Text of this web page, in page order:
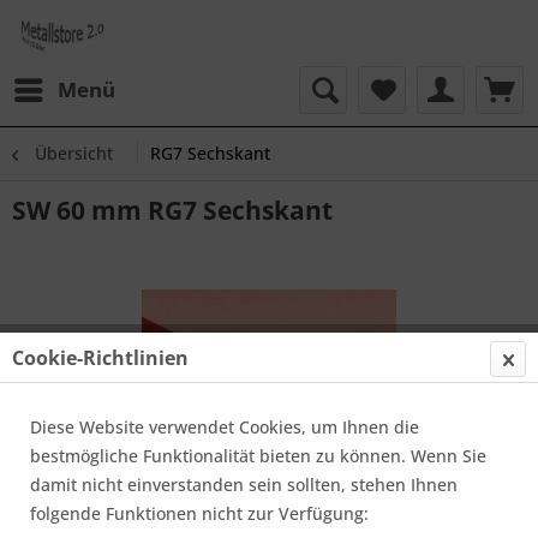
Menü
Übersicht RG7 Sechskant
SW 60 mm RG7 Sechskant
Cookie-Richtlinien
Diese Website verwendet Cookies, um Ihnen die
bestmögliche Funktionalität bieten zu können. Wenn Sie
damit nicht einverstanden sein sollten, stehen Ihnen
folgende Funktionen nicht zur Verfügung: